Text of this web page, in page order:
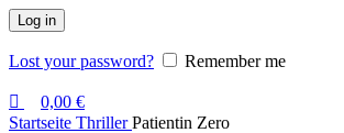
Log in
Lost your password? Remember me
0,00 €
Startseite ThrillerPatientin Zero